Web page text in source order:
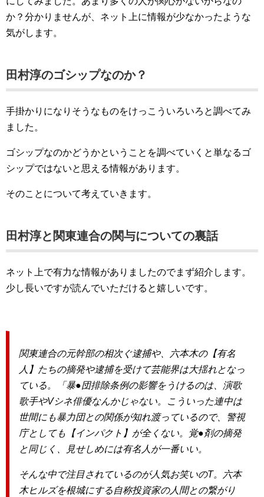
か？分かりませんが、ネット上に情報が少なかったような
気がします。
田村淳のゴシップなのか？
手掛かりになりそうなものをけっこういろいろと調べてみ
ました。
ゴシップなのかどうかということを調べていくと単なるゴ
シップではないと思える情報があります。
そのことについて考えていきます。
田村淳と関東連合の関与についての裏話
ネット上で有力な情報がありましたのでまず紹介します。
少し長いですが読んでいただけると嬉しいです。
関東連合の元幹部の相次ぐ逮捕や、六本木の【有名
人】たちの摘発や逮捕を受けて芸能界は大揺れとなっ
ている。「暴●団排除条例の影響をうけるのは、演歌
歌手やVシネ俳優なんかじゃない。こういった連中は
世間にも暴力団との関係が知れ渡っているので、警視
庁としても【インパクト】が全くない。覚●剤の摘発
と同じく、見せしめには有名人が一番いい。
そんな中で注目されているのが人気お笑いのT。六本
木ヒルズを根城にする自称投資家の人間との繋がり